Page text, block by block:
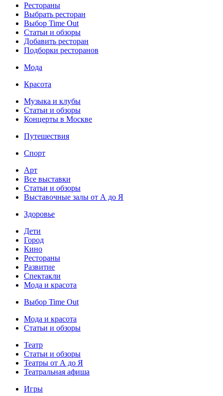
Рестораны
Выбрать ресторан
Выбор Time Out
Статьи и обзоры
Добавить ресторан
Подборки ресторанов
Мода
Красота
Музыка и клубы
Статьи и обзоры
Концерты в Москве
Путешествия
Спорт
Арт
Все выставки
Статьи и обзоры
Выставочные залы от А до Я
Здоровье
Дети
Город
Кино
Рестораны
Развитие
Спектакли
Мода и красота
Выбор Time Out
Мода и красота
Статьи и обзоры
Театр
Статьи и обзоры
Театры от А до Я
Театральная афиша
Игры